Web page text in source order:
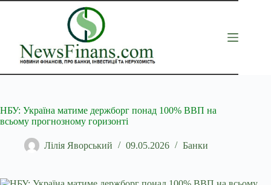
Перейти
НБУ: Україна матиме держборг понад 100% ВВП на
всьому прогнозному горизонті
Лілія Яворський 09.05.2026 Банки